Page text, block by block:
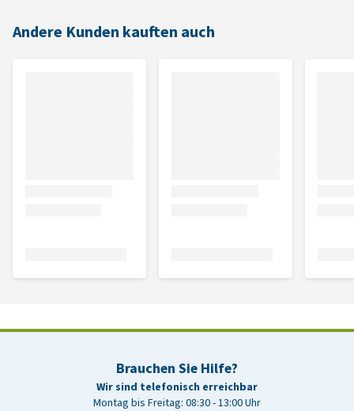
Andere Kunden kauften auch
Brauchen Sie Hilfe?
Wir sind telefonisch erreichbar
Montag bis Freitag: 08:30 - 13:00 Uhr